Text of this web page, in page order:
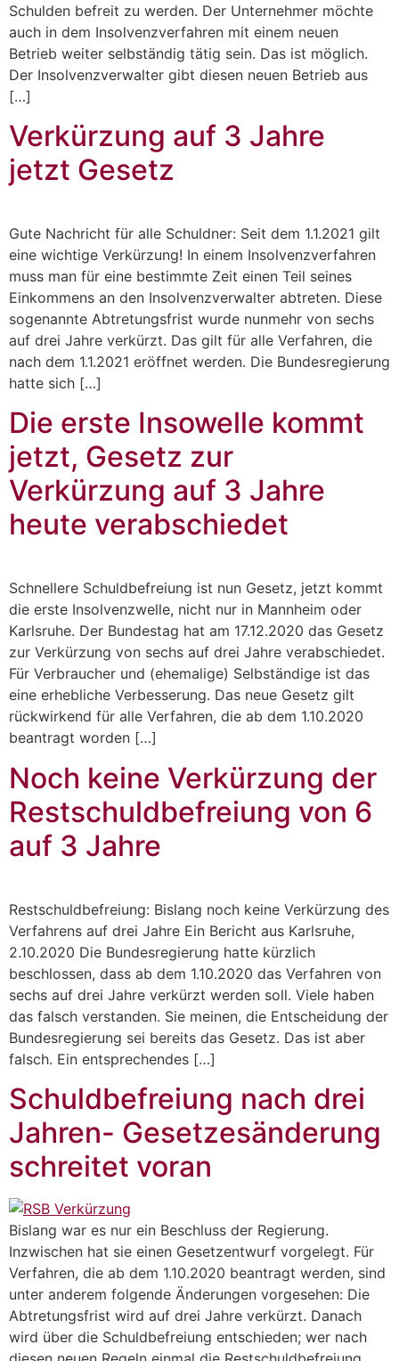
Schulden befreit zu werden. Der Unternehmer möchte
auch in dem Insolvenzverfahren mit einem neuen
Betrieb weiter selbständig tätig sein. Das ist möglich.
Der Insolvenzverwalter gibt diesen neuen Betrieb aus
[…]
Verkürzung auf 3 Jahre
jetzt Gesetz
Gute Nachricht für alle Schuldner: Seit dem 1.1.2021 gilt
eine wichtige Verkürzung! In einem Insolvenzverfahren
muss man für eine bestimmte Zeit einen Teil seines
Einkommens an den Insolvenzverwalter abtreten. Diese
sogenannte Abtretungsfrist wurde nunmehr von sechs
auf drei Jahre verkürzt. Das gilt für alle Verfahren, die
nach dem 1.1.2021 eröffnet werden. Die Bundesregierung
hatte sich […]
Die erste Insowelle kommt
jetzt, Gesetz zur
Verkürzung auf 3 Jahre
heute verabschiedet
Schnellere Schuldbefreiung ist nun Gesetz, jetzt kommt
die erste Insolvenzwelle, nicht nur in Mannheim oder
Karlsruhe. Der Bundestag hat am 17.12.2020 das Gesetz
zur Verkürzung von sechs auf drei Jahre verabschiedet.
Für Verbraucher und (ehemalige) Selbständige ist das
eine erhebliche Verbesserung. Das neue Gesetz gilt
rückwirkend für alle Verfahren, die ab dem 1.10.2020
beantragt worden […]
Noch keine Verkürzung der
Restschuldbefreiung von 6
auf 3 Jahre
Restschuldbefreiung: Bislang noch keine Verkürzung des
Verfahrens auf drei Jahre Ein Bericht aus Karlsruhe,
2.10.2020 Die Bundesregierung hatte kürzlich
beschlossen, dass ab dem 1.10.2020 das Verfahren von
sechs auf drei Jahre verkürzt werden soll. Viele haben
das falsch verstanden. Sie meinen, die Entscheidung der
Bundesregierung sei bereits das Gesetz. Das ist aber
falsch. Ein entsprechendes […]
Schuldbefreiung nach drei
Jahren- Gesetzesänderung
schreitet voran
Bislang war es nur ein Beschluss der Regierung.
Inzwischen hat sie einen Gesetzentwurf vorgelegt. Für
Verfahren, die ab dem 1.10.2020 beantragt werden, sind
unter anderem folgende Änderungen vorgesehen: Die
Abtretungsfrist wird auf drei Jahre verkürzt. Danach
wird über die Schuldbefreiung entschieden; wer nach